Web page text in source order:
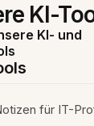
KI-
KI- und
für IT-